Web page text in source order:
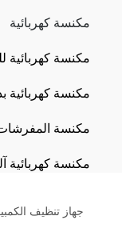
مكنسة كهربائية
مكنسة كهربائية
مكنسة
مكنسة
مكنسة كهربائية
جهاز تنظيف